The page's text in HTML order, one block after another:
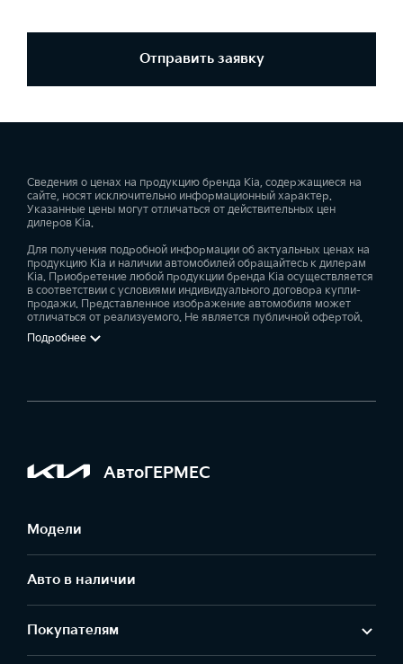
Отправить заявку
Сведения о ценах на продукцию бренда Kia, содержащиеся на
сайте, носят исключительно информационный характер.
Указанные цены могут отличаться от действительных цен
дилеров Kia.
Для получения подробной информации об актуальных ценах на
продукцию Kia и наличии автомобилей обращайтесь к дилерам
Kia. Приобретение любой продукции бренда Kia осуществляется
в соответствии с условиями индивидуального договора купли-
продажи. Представленное изображение автомобиля может
отличаться от реализуемого. Не является публичной офертой.
Подробнее
АвтоГЕРМЕС
Модели
Авто в наличии
Покупателям